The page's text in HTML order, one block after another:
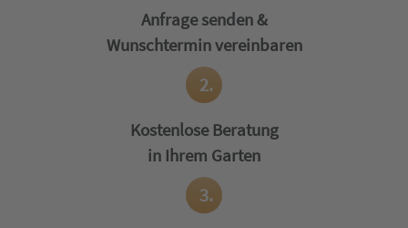
Anfrage senden &
Wunschtermin vereinbaren
2.
Kostenlose Beratung
in Ihrem Garten
3.